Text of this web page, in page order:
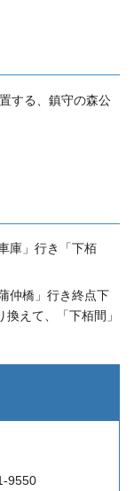
する、鎮守の森公
庫」行き「下栢
仲橋」行き終点下
えて、「下栢間」
9550